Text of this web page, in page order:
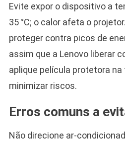
Evite expor o dispositivo a
35 °C; o calor afeta o
proteger contra picos de
assim que a Lenovo liberar
aplique película protetora na
minimizar riscos.
Erros comuns a
Não direcione ar-